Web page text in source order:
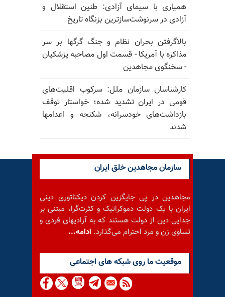
همیاری با سیمای آزادی: طنین استقلال و
آزادی در سرنوشت‌سازترین بزنگاه تاریخ
بالا‌گرفتن بحران نظام و جنگ گرگها بر سر
مذاکره با آمریکا - قسمت اول مصاحبه پزشکیان
- سخنگوی مجاهدین
کارشناسان سازمان ملل: سرکوب اقلیت‌های
قومی در ایران تشدید شده؛ خواستار توقف
بازداشت‌های خودسرانه، شکنجه و اعدامها
شدند
سازمان مجاهدین خلق ایران
مجاهدین در پی جایگزین کردن دیکتاتوری دینی
ایران با یک دولت دموکراتیک و کثرت‌گرا، مبتنی بر
جدایی دین از دولت هستند که به آزادیهای فردی و
تساوی زن و مرد احترام می‌گذارد. ادامه...
موقعيت ما روى شبكه هاى اجتماعى